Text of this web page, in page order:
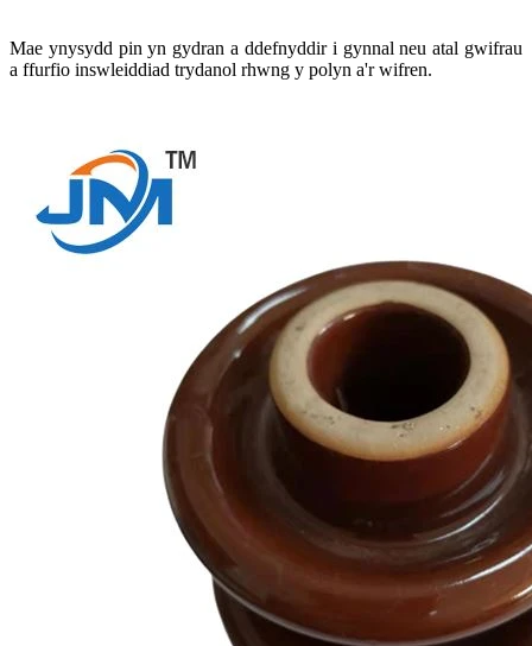
Mae ynysydd pin yn gydran a ddefnyddir i gynnal neu atal gwifrau
a ffurfio inswleiddiad trydanol rhwng y polyn a'r wifren.